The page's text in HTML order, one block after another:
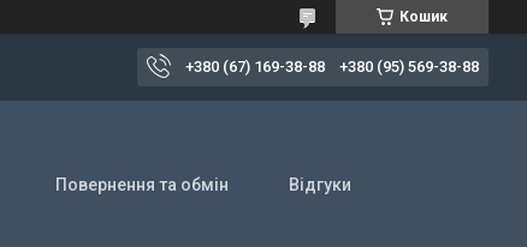
Кошик
+380 (67) 169-38-88 +380 (95) 569-38-88
Повернення та обмін Відгуки